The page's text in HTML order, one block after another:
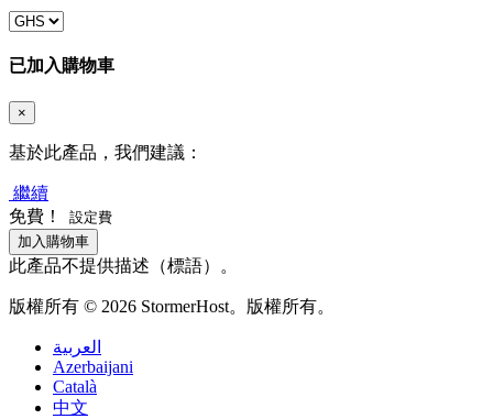
已加入購物車
×
基於此產品，我們建議：
繼續
免費！
設定費
加入購物車
此產品不提供描述（標語）。
版權所有 © 2026 StormerHost。版權所有。
العربية
Azerbaijani
Català
中文